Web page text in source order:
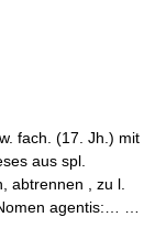
fach. (17. Jh.) mit
aus spl.
abtrennen , zu l.
agentis:… …